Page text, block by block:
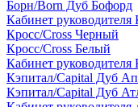
Борн/Born Дуб Бофорд
Кабинет
Кросс/Cross Черный
Кросс/Cross Белый
Кабинет
Кэпитал/Capital Дуб
Кэпитал/Capital Дуб